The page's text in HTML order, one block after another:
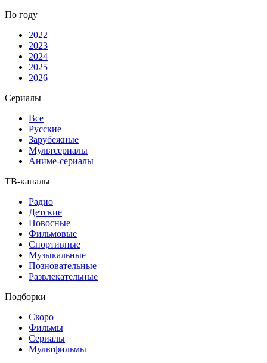
По году
2022
2023
2024
2025
2026
Сериалы
Все
Русские
Зарубежные
Мультсериалы
Аниме-сериалы
ТВ-каналы
Радио
Детские
Новосные
Фильмовые
Спортивные
Музыкальные
Позновательные
Развлекательные
Подборки
Скоро
Фильмы
Сериалы
Мультфильмы